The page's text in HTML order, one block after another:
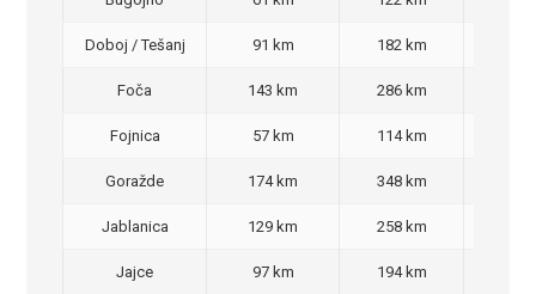
Doboj / Tešanj 91 km 182 km
Foča 143 km 286 km
Fojnica 57 km 114 km
Goražde 174 km 348 km
Jablanica 129 km 258 km
Jajce 97 km 194 km